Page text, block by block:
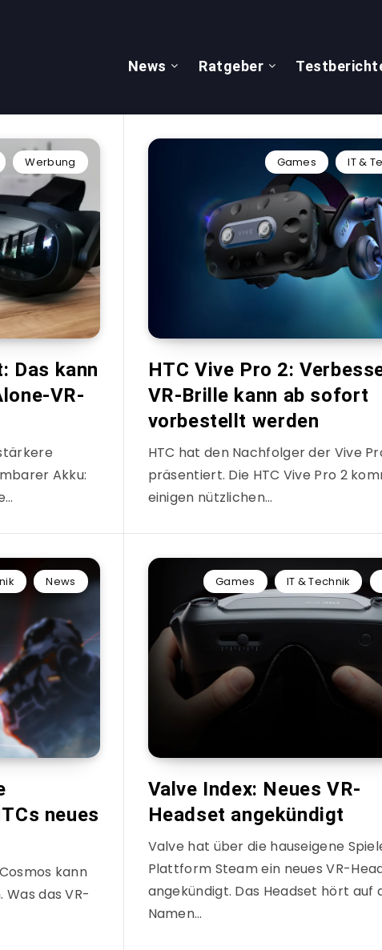
News Ratgeber
Werbung
Das kann
VR-
Akku:
Games IT &
HTC Vive Pro 2:
VR-Brille kann ab sofort
vorbestellt werden
HTC hat den Nachfolger der Vive
präsentiert. Die HTC Vive Pro 2
einigen nützlichen…
News
neues
kann
das VR-
Games IT & Technik
Valve Index: Neues VR-
Headset angekündigt
Valve hat über die hauseigene
Plattform Steam ein neues VR-
angekündigt. Das Headset hört auf
Namen…